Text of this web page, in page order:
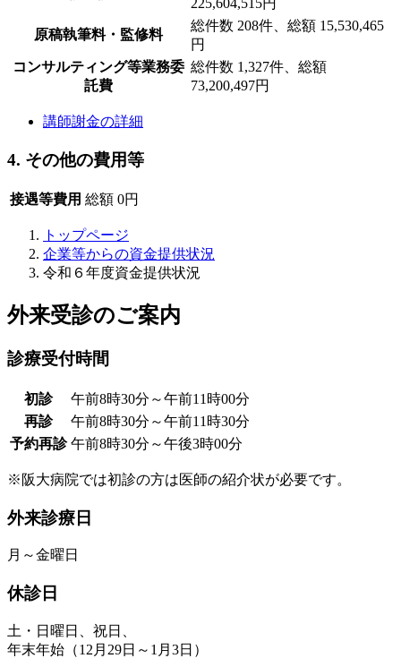
225,604,515円
原稿執筆料・監修料
総件数 208件、総額 15,530,465
円
コンサルティング等業務委
託費
総件数 1,327件、総額
73,200,497円
講師謝金の詳細
4. その他の費用等
接遇等費用 総額 0円
トップページ
企業等からの資金提供状況
令和６年度資金提供状況
外来受診のご案内
診療受付時間
初診
午前8時30分～午前11時00分
再診
午前8時30分～午前11時30分
予約再診 午前8時30分～午後3時00分
※阪大病院では初診の方は医師の紹介状が必要です。
外来診療日
月～金曜日
休診日
土・日曜日、祝日、
年末年始（12月29日～1月3日）